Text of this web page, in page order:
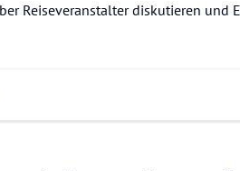
Reiseveranstalter diskutieren und